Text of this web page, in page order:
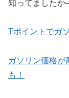
知ってましたか
Tポイントでガ
ガソリン価格が
も！